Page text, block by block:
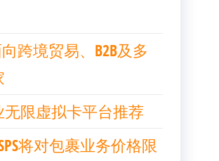
向跨境贸易、B2B及多
无限虚拟卡平台推荐
将对包裹业务价格限